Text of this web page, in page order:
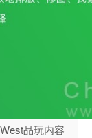
品玩内容